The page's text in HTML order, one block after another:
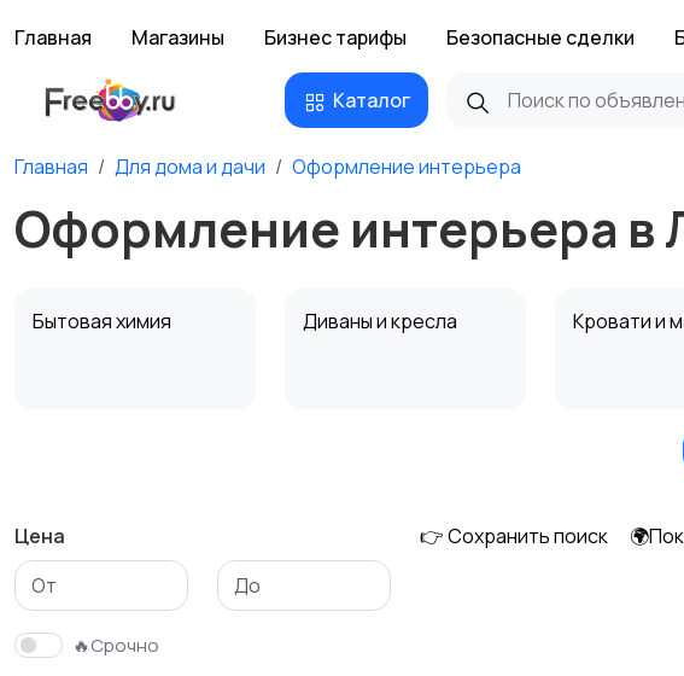
Главная Магазины Бизнес тарифы Безопасные сделки
Каталог
Главная Для дома и дачи Оформление интерьера
Оформление интерьера в
Бытовая химия Диваны и кресла Кровати и
Столы и стулья Текстиль и ковры
Цена
🔥Срочно
👉 Сохранить поиск